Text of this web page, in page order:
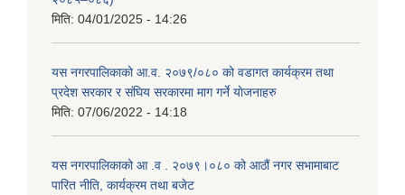
मिति: 04/01/2025 - 14:26
यस नगरपालिकाको आ.व. २०७९/०८० को वडागत कार्यक्रम तथा
प्रदेश सरकार र संघिय सरकारमा माग गर्ने याेजनाहरु
मिति: 07/06/2022 - 14:18
यस नगरपालिकाको आ‍ .व . २०७९।०८० को आठौं नगर सभामाबाट
पारित नीति, कार्यक्रम तथा बजेट